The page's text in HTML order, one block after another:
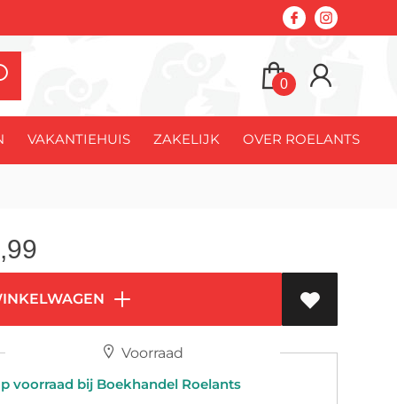
0
VAKANTIEHUIS ZAKELIJK OVER ROELANTS
Voorraad
voorraad bij Boekhandel Roelants